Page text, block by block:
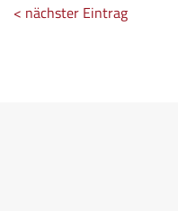
< nächster Eintrag